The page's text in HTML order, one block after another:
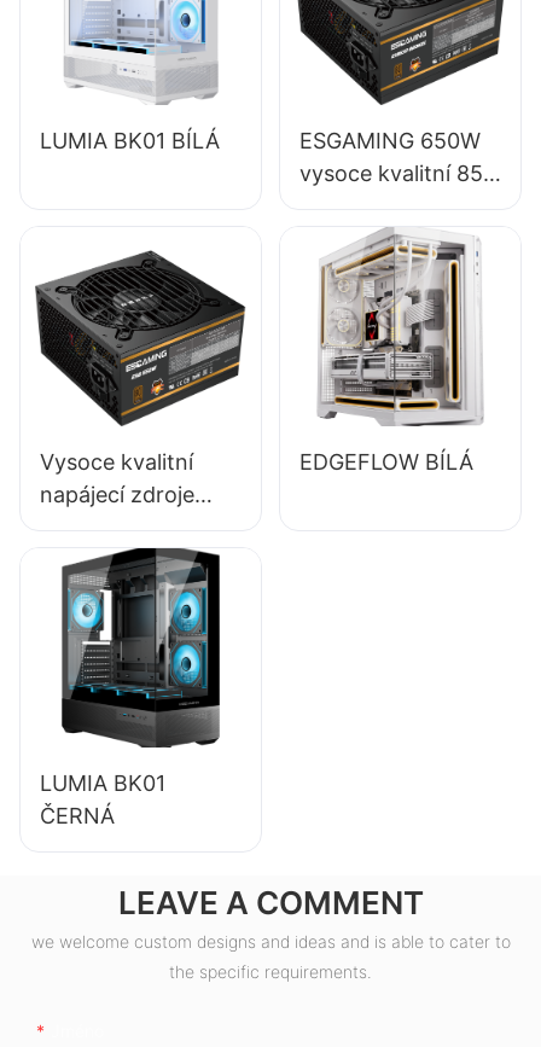
LUMIA BK01 BÍLÁ
ESGAMING 650W
vysoce kvalitní 85%
účinnost, plný
modul, 80+
bronzový napájecí
zdroj pro stolní
počítače ESB650W
Vysoce kvalitní
napájecí zdroje
ESGAMING 550W s
účinností 85 %,
certifikace 80+
Bronze pro stolní
počítače ESB550W
EDGEFLOW BÍLÁ
LUMIA BK01
ČERNÁ
LEAVE A COMMENT
we welcome custom designs and ideas and is able to cater to
the specific requirements.